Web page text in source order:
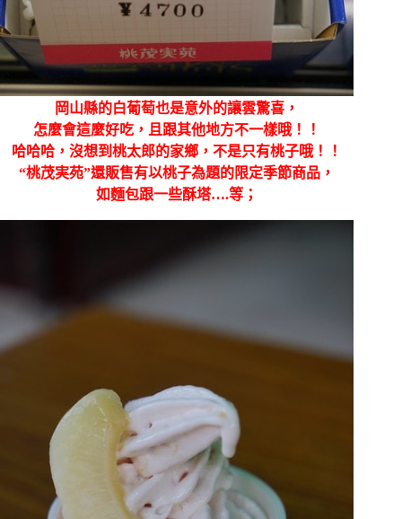
岡山縣的白葡萄也是意外的讓雲驚喜，
怎麼會這麼好吃，且跟其他地方不一樣哦！！
哈哈哈，沒想到桃太郎的家鄉，不是只有桃子哦！！
“桃茂実苑”還販售有以桃子為題的限定季節商品，
如麵包跟一些酥塔….等；